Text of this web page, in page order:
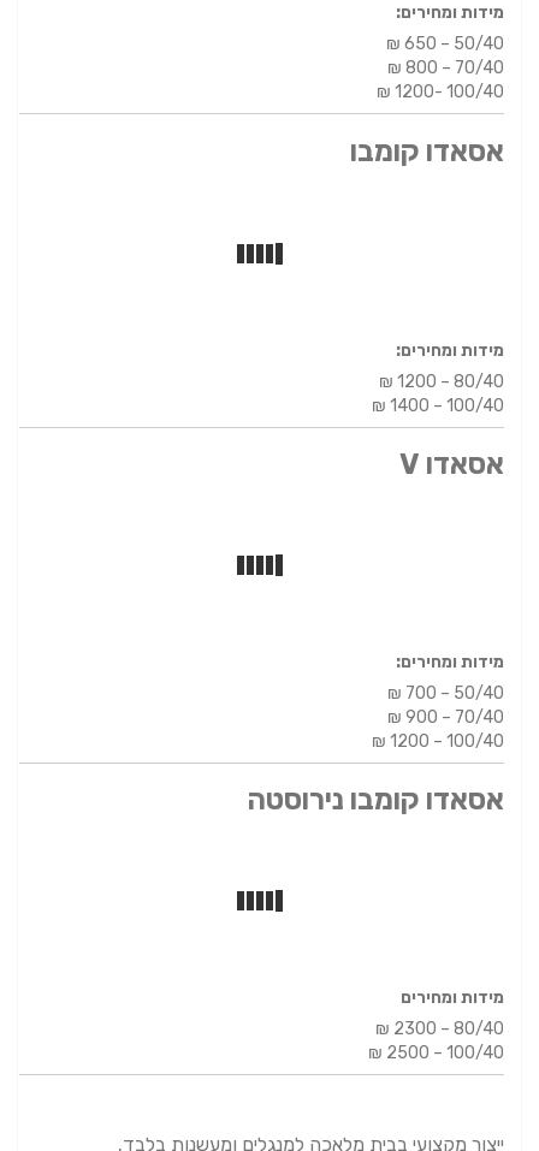
מידות ומחירים:
₪ 650 – 50/40
₪ 800 – 70/40
₪ 1200- 100/40
אסאדו קומבו
מידות ומחירים:
₪ 1200 – 80/40
₪ 1400 – 100/40
אסאדו V
מידות ומחירים:
₪ 700 – 50/40
₪ 900 – 70/40
₪ 1200 – 100/40
אסאדו קומבו נירוסטה
מידות ומחירים
₪ 2300 – 80/40
₪ 2500 – 100/40
ייצור מקצועי בבית מלאכה למנגלים ומעשנות בלבד.